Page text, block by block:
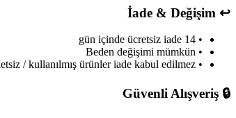
↩️
• 14 gün içinde ücretsiz iade
• Beden değişimi mümkün
• Etiketsiz / kullanılmış ürünler iade kabul edilmez
🔒